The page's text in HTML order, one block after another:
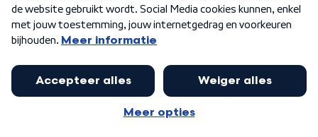
Algemene voorwaarden Privacybeleid